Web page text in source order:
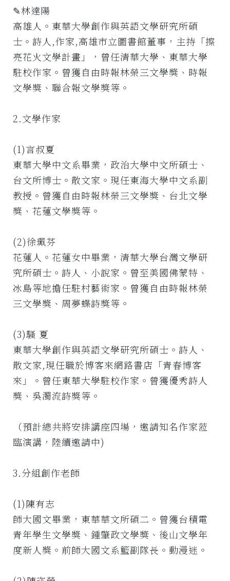
✎林達陽
高雄人。東華大學創作與英語文學研究所碩
士。詩人,作家,高雄市立圖書館董事，主持「擦
亮花火文學計畫」，曾任清華大學、東華大學
駐校作家。曾獲自由時報林榮三文學獎、時報
文學獎、聯合報文學獎等。
2.文學作家
(1)言叔夏
東華大學中文系畢業，政治大學中文所碩士、
台文所博士。散文家。現任東海大學中文系副
教授。曾獲自由時報林榮三文學獎、台北文學
獎、花蓮文學獎等。
(2)徐珮芬
花蓮人。花蓮女中畢業，清華大學台灣文學研
究所碩士。詩人、小說家。曾至美國佛蒙特、
冰島等地擔任駐村藝術家。曾獲自由時報林榮
三文學獎、周夢蝶詩獎等。
(3)騷 夏
東華大學創作與英語文學研究所碩士。詩人、
散文家,現任職於博客來網路書店「青春博客
來」。曾任東華大學駐校作家。曾獲優秀詩人
獎、吳濁流詩獎等。
（預計總共將安排講座四場，邀請知名作家蒞
臨演講，陸續邀請中)
3.分組創作老師
(1)陳有志
師大國文畢業，東華華文所碩二。曾獲台積電
青年學生文學獎、鍾肇政文學獎、後山文學年
度新人獎。前師大國文系籃副隊長。動漫迷。